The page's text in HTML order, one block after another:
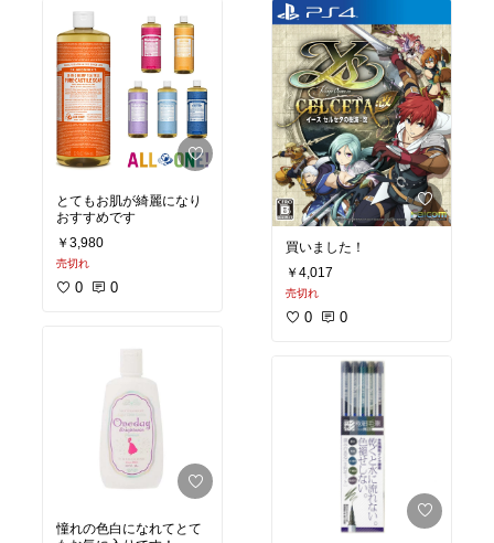
とてもお肌が綺麗になり
おすすめです
￥3,980
売切れ
0 0
憧れの色白になれてとて
買いました！
￥4,017
売切れ
0 0